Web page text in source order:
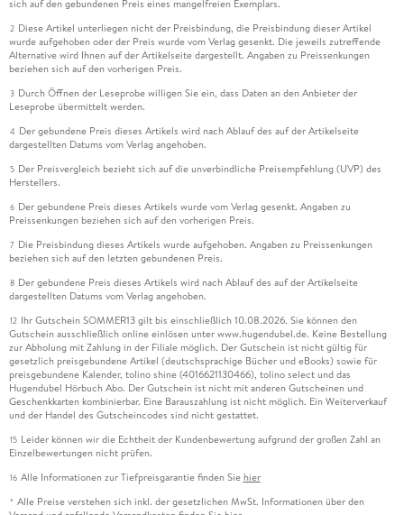
sich auf den gebundenen Preis eines mangelfreien Exemplars.
2 Diese Artikel unterliegen nicht der Preisbindung, die Preisbindung dieser Artikel
wurde aufgehoben oder der Preis wurde vom Verlag gesenkt. Die jeweils zutreffende
Alternative wird Ihnen auf der Artikelseite dargestellt. Angaben zu Preissenkungen
beziehen sich auf den vorherigen Preis.
3 Durch Öffnen der Leseprobe willigen Sie ein, dass Daten an den Anbieter der
Leseprobe übermittelt werden.
4 Der gebundene Preis dieses Artikels wird nach Ablauf des auf der Artikelseite
dargestellten Datums vom Verlag angehoben.
5 Der Preisvergleich bezieht sich auf die unverbindliche Preisempfehlung (UVP) des
Herstellers.
6 Der gebundene Preis dieses Artikels wurde vom Verlag gesenkt. Angaben zu
Preissenkungen beziehen sich auf den vorherigen Preis.
7 Die Preisbindung dieses Artikels wurde aufgehoben. Angaben zu Preissenkungen
beziehen sich auf den letzten gebundenen Preis.
8 Der gebundene Preis dieses Artikels wird nach Ablauf des auf der Artikelseite
dargestellten Datums vom Verlag angehoben.
12 Ihr Gutschein SOMMER13 gilt bis einschließlich 10.08.2026. Sie können den
Gutschein ausschließlich online einlösen unter www.hugendubel.de. Keine Bestellung
zur Abholung mit Zahlung in der Filiale möglich. Der Gutschein ist nicht gültig für
gesetzlich preisgebundene Artikel (deutschsprachige Bücher und eBooks) sowie für
preisgebundene Kalender, tolino shine (4016621130466), tolino select und das
Hugendubel Hörbuch Abo. Der Gutschein ist nicht mit anderen Gutscheinen und
Geschenkkarten kombinierbar. Eine Barauszahlung ist nicht möglich. Ein Weiterverkauf
und der Handel des Gutscheincodes sind nicht gestattet.
15 Leider können wir die Echtheit der Kundenbewertung aufgrund der großen Zahl an
Einzelbewertungen nicht prüfen.
16 Alle Informationen zur Tiefpreisgarantie finden Sie hier
* Alle Preise verstehen sich inkl. der gesetzlichen MwSt. Informationen über den